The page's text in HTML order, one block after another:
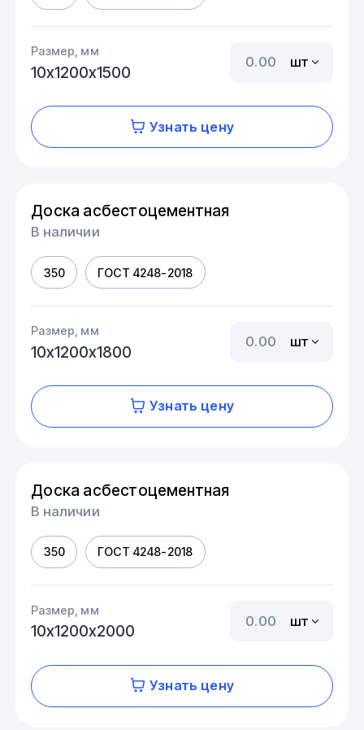
Размер, мм
10х1200х1500
шт
Узнать цену
Доска асбестоцементная
В наличии
350 ГОСТ 4248-2018
Размер, мм
10х1200х1800
шт
Узнать цену
Доска асбестоцементная
В наличии
350 ГОСТ 4248-2018
Размер, мм
10х1200х2000
шт
Узнать цену